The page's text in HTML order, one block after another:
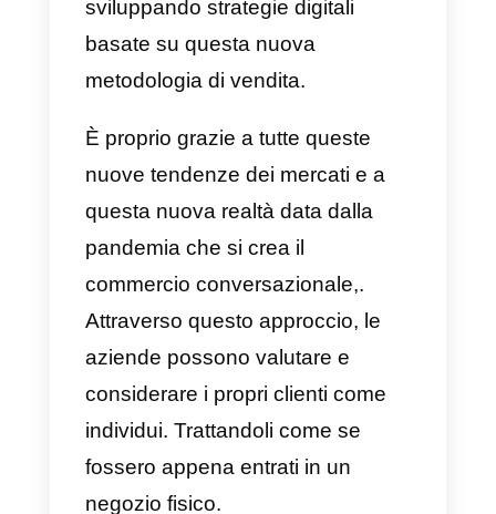
connessi tra loro. Per questo
motivo, molti negozi online
artificialeper interagire
automaticamente con i propri
clienti, usando strumenti
specializzati per il servizio clienti
sviluppando strategie digitali
basate su questa nuova
metodologia di vendita.
È proprio grazie a tutte queste